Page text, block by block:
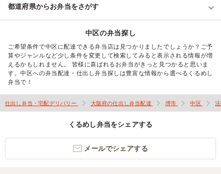
都道府県からお弁当をさがす
中区の弁当探し
ご希望条件で中区に配達できる弁当店は見つかりましたでしょうか？ご予
算やジャンルなど少し条件を変更して検索してみると表示される情報が増
えるかもしれません。 皆様に喜ばれるお弁当がきっと見つかると思いま
す。中区への弁当配達・仕出し弁当探しは豊富な情報から選べるくるめし
弁当で！
仕出し弁当・宅配デリバリー 大阪府の仕出し弁当配達 堺市 中区
くるめし弁当をシェアする
メールでシェアする